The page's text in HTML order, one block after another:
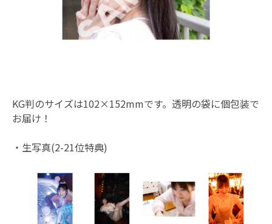
KG判のサイズは102×152mmです。透明の袋に個包装で
お届け！
・生写真(2-21位特典)